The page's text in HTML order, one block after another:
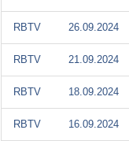
RBTV 26.09.2024
RBTV 21.09.2024
RBTV 18.09.2024
RBTV 16.09.2024